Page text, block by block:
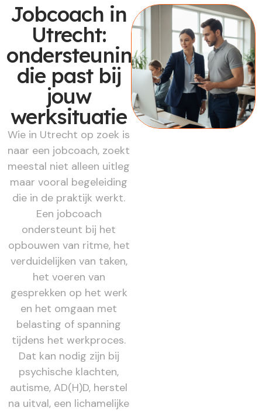
Jobcoach in
Utrecht:
ondersteuning
die past bij
jouw
werksituatie
Wie in Utrecht op zoek is
naar een jobcoach, zoekt
meestal niet alleen uitleg
maar vooral begeleiding
die in de praktijk werkt.
Een jobcoach
ondersteunt bij het
opbouwen van ritme, het
verduidelijken van taken,
het voeren van
gesprekken op het werk
en het omgaan met
belasting of spanning
tijdens het werkproces.
Dat kan nodig zijn bij
psychische klachten,
autisme, AD(H)D, herstel
na uitval, een lichamelijke